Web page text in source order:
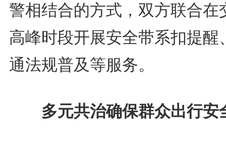
警相结合的方式，双方联合在
高峰时段开展安全带系扣提醒
通法规普及等服务。
多元共治确保群众出行安